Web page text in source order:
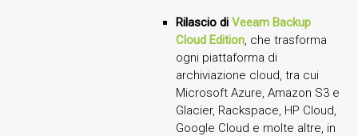
Rilascio di Veeam Backup
Cloud Edition, che trasforma
ogni piattaforma di
archiviazione cloud, tra cui
Microsoft Azure, Amazon S3 e
Glacier, Rackspace, HP Cloud,
Google Cloud e molte altre, in